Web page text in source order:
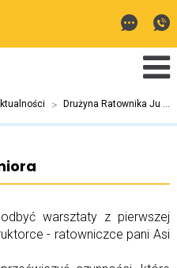
> Drużyna Ratownika Ju ...
warsztaty z pierwszej
- ratowniczce pani Asi